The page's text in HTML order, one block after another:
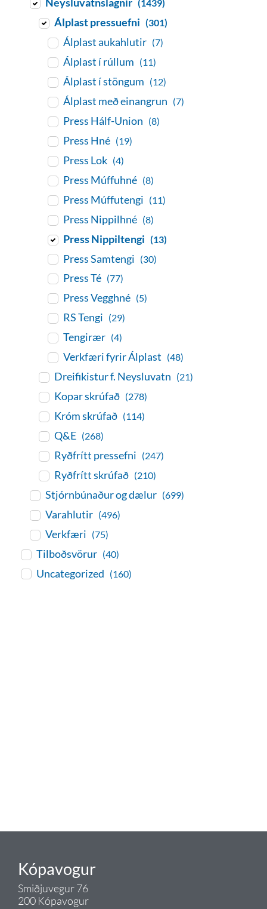
(1439)
Álplast pressuefni (301)
Álplast aukahlutir (7)
Álplast í rúllum (11)
Álplast í stöngum (12)
Álplast með einangrun (7)
Press Hálf-Union (8)
Press Hné (19)
Press Lok (4)
Press Múffuhné (8)
Press Múffutengi (11)
Press Nippilhné (8)
Press Nippiltengi (13)
Press Samtengi (30)
Press Té (77)
Press Vegghné (5)
RS Tengi (29)
Tengirær (4)
Verkfæri fyrir Álplast (48)
Dreifikistur f. Neysluvatn (21)
Kopar skrúfað (278)
Króm skrúfað (114)
Q&E (268)
Ryðfrítt pressefni (247)
Ryðfrítt skrúfað (210)
Stjórnbúnaður og dælur (699)
Varahlutir (496)
Verkfæri (75)
Tilboðsvörur (40)
Uncategorized (160)
Kópavogur
Smiðjuvegur 76
200 Kópavogur